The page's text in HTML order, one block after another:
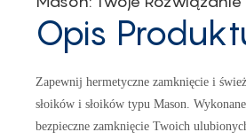
Opis
Zapewnij hermetyczne zamknięcie i
słoików i słoików typu Mason.
bezpieczne zamknięcie Twoich